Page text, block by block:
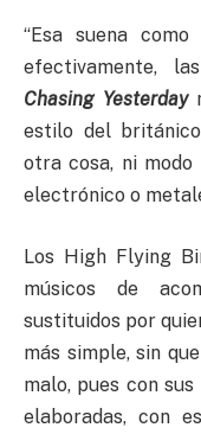
“Esa suena como
efectivamente,
Chasing Yesterday
estilo del
otra cosa, ni
electrónico o
Los High Flying
músicos de
sustituidos por
más simple, sin
malo, pues con
elaboradas, con